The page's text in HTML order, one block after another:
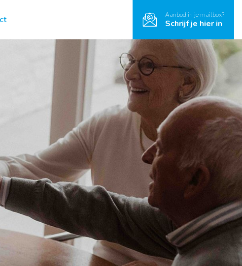
Aanbod in je mailbox?
Schrijf je hier in